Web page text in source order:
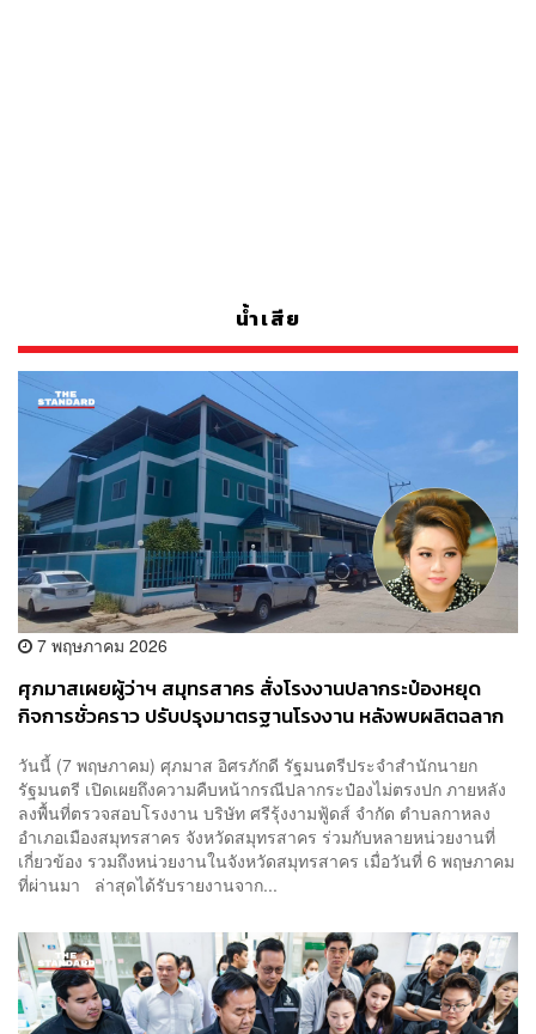
น้ำเสีย
7 พฤษภาคม 2026
ศุภมาสเผยผู้ว่าฯ สมุทรสาคร สั่งโรงงานปลากระป๋องหยุด
กิจการชั่วคราว ปรับปรุงมาตรฐานโรงงาน หลังพบผลิตฉลาก
วันนี้ (7 พฤษภาคม) ศุภมาส อิศรภักดี รัฐมนตรีประจำสำนักนายก
รัฐมนตรี เปิดเผยถึงความคืบหน้ากรณีปลากระป๋องไม่ตรงปก ภายหลัง
ลงพื้นที่ตรวจสอบโรงงาน บริษัท ศรีรุ้งงามฟู้ดส์ จำกัด ตำบลกาหลง
อำเภอเมืองสมุทรสาคร จังหวัดสมุทรสาคร ร่วมกับหลายหน่วยงานที่
เกี่ยวข้อง รวมถึงหน่วยงานในจังหวัดสมุทรสาคร เมื่อวันที่ 6 พฤษภาคม
ที่ผ่านมา ล่าสุดได้รับรายงานจาก...